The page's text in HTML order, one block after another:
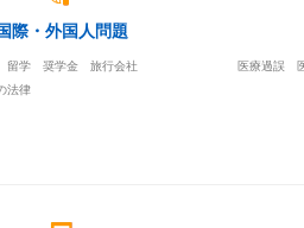
際・外国人問題
留学 奨学金 旅行会社
法律
医療過誤